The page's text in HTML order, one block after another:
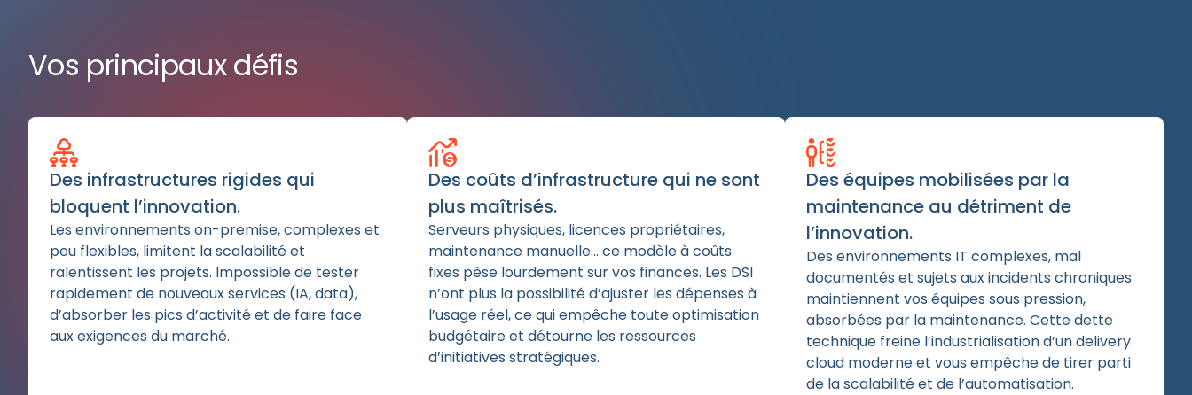
Vos principaux défis
Des infrastructures rigides qui
bloquent l’innovation.
Les environnements on-premise, complexes et
peu flexibles, limitent la scalabilité et
ralentissent les projets. Impossible de tester
rapidement de nouveaux services (IA, data),
d’absorber les pics d’activité et de faire face
aux exigences du marché.
Des coûts d’infrastructure qui ne sont
plus maîtrisés.
Serveurs physiques, licences propriétaires,
maintenance manuelle… ce modèle à coûts
fixes pèse lourdement sur vos finances. Les DSI
n’ont plus la possibilité d’ajuster les dépenses à
l’usage réel, ce qui empêche toute optimisation
budgétaire et détourne les ressources
d’initiatives stratégiques.
Des équipes mobilisées par la
maintenance au détriment de
l’innovation.
Des environnements IT complexes, mal
documentés et sujets aux incidents chroniques
maintiennent vos équipes sous pression,
absorbées par la maintenance. Cette dette
technique freine l’industrialisation d’un delivery
cloud moderne et vous empêche de tirer parti
de la scalabilité et de l’automatisation.